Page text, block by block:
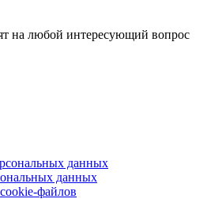
на любой интересующий вопрос
данных
данных
файлов